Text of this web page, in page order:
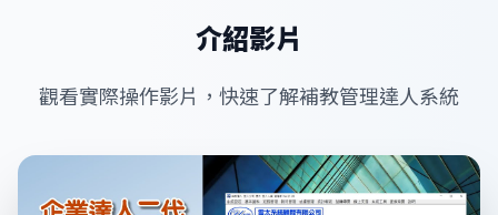
介紹影片
觀看實際操作影片，快速了解補教管理達人系統